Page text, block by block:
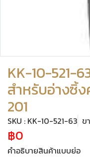
KK-10-521-
สำหรับอ่างซิ้
201
SKU : KK-10-521-63 ข
฿0
คำอธิบายสินค้าแบบย่อ